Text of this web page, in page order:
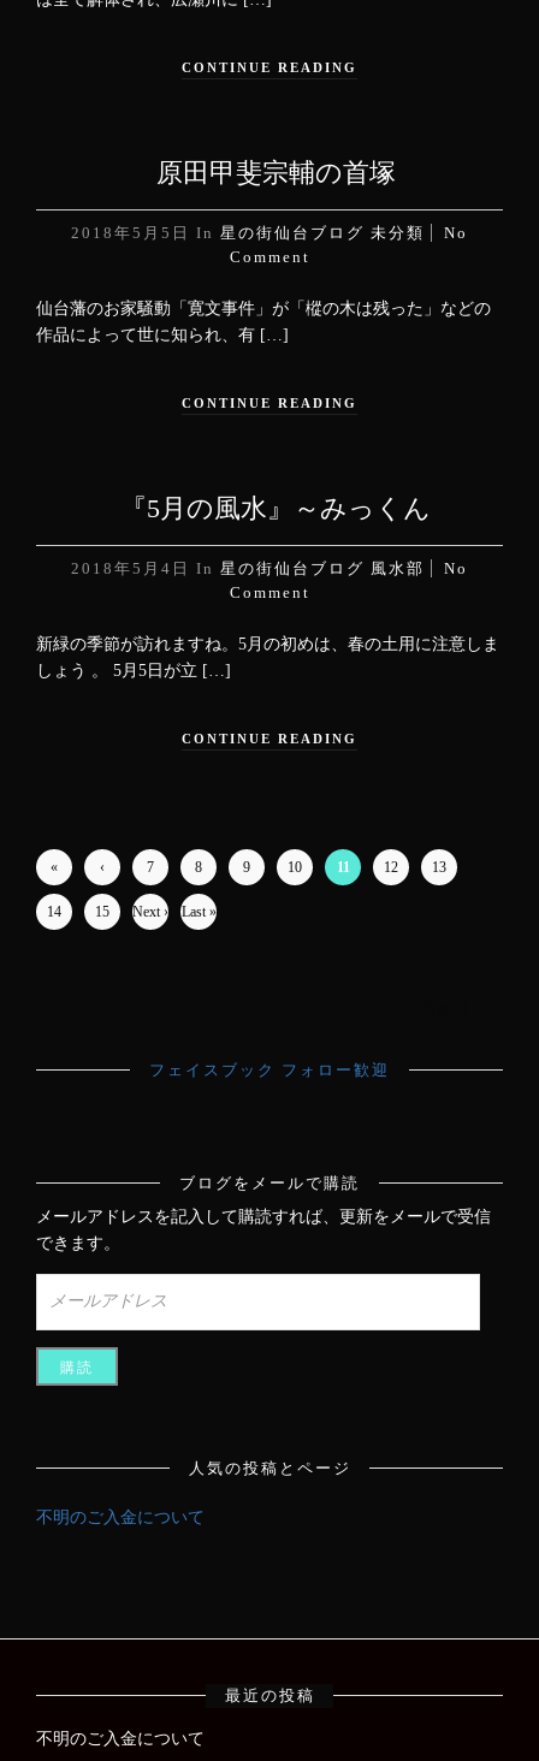
CONTINUE READING
原田甲斐宗輔の首塚
2018年5月5日 In 星の街仙台ブログ 未分類
No
Comment
仙台藩のお家騒動「寛文事件」が「樅の木は残った」などの
作品によって世に知られ、有 […]
CONTINUE READING
『5月の風水』～みっくん
2018年5月4日 In 星の街仙台ブログ 風水部
No
Comment
新緑の季節が訪れますね。5月の初めは、春の土用に注意しま
しょう 。 5月5日が立 […]
CONTINUE READING
«
First
‹
Previ
7 8 9 10 11 12 13
14 15 Next › Last »
フェイスブック フォロー歓迎
ブログをメールで購読
メールアドレスを記入して購読すれば、更新をメールで受信
できます。
ー
ル
ド
人気の投稿とページ
不明のご入金について
最近の投稿
不明のご入金について